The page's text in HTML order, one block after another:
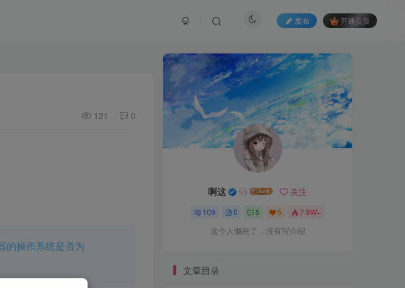
发布 开通会员
121 0
的操作系统是否为
啊这 关注
109 0 5 5 7.9W+
这个人懒死了，没有写介绍
文章目录